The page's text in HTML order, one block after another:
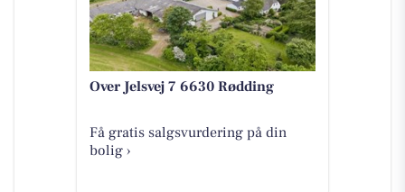
Over Jelsvej 7 6630 Rødding
Få gratis salgsvurdering på din
bolig ›